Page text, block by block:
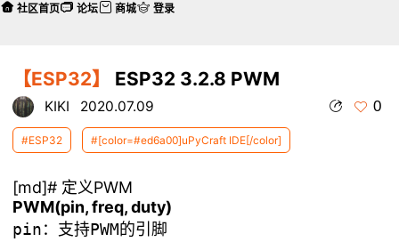
【ESP32】 ESP32 3.2.8 PWM
KIKI 2020.07.09 0
#ESP32 #[color=#ed6a00]uPyCraft IDE[/color]
[md]# 定义PWM
PWM(pin, freq, duty)
pin：支持PWM的引脚
社区首页 论坛 商城 登录